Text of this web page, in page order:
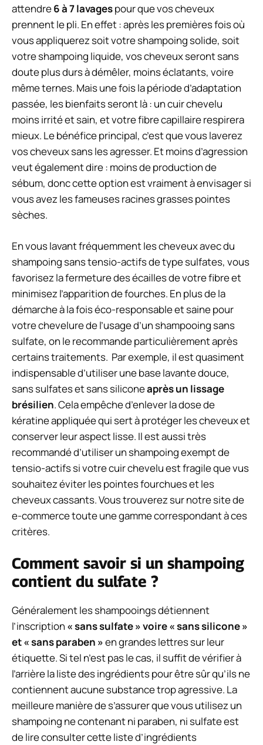
attendre6 à 7 lavagespour que vos cheveux
prennent le pli. En effet : après les premières fois où
vous appliquerez soit votre shampoing solide, soit
votre shampoing liquide, vos cheveux seront sans
doute plus durs à démêler, moins éclatants, voire
même ternes. Mais une fois la période d’adaptation
passée, les bienfaits seront là : un cuir chevelu
moins irrité et sain, et votre fibre capillaire respirera
mieux. Le bénéfice principal, c’est que vous laverez
vos cheveux sans les agresser. Et moins d’agression
veut également dire : moins de production de
sébum, donc cette option est vraiment à envisager si
vous avez les fameuses racines grasses pointes
sèches.
En vous lavant fréquemment les cheveux avec du
shampoing sans tensio-actifs de type sulfates, vous
favorisez la fermeture des écailles de votre fibre et
minimisez l’apparition de fourches. En plus de la
démarche à la fois éco-responsable et saine pour
votre chevelure de l’usage d’un shampooing sans
sulfate, on le recommande particulièrement après
certains traitements. Par exemple, il est quasiment
indispensable d’utiliser une base lavante douce,
sans sulfates et sans siliconeaprès un lissage
brésilien. Cela empêche d’enlever la dose de
kératine appliquée qui sert à protéger les cheveux et
conserver leur aspect lisse. Il est aussi très
recommandé d’utiliser un shampoing exempt de
tensio-actifs si votre cuir chevelu est fragile que vus
souhaitez éviter les pointes fourchues et les
cheveux cassants. Vous trouverez sur notre site de
e-commerce toute une gamme correspondant à ces
critères.
Comment savoir si un shampoing
contient du sulfate ?
Généralement les shampooings détiennent
l’inscription « sans sulfate » voire « sans silicone »
et « sans paraben »en grandes lettres sur leur
étiquette. Si tel n’est pas le cas, il suffit de vérifier à
l’arrière la liste des ingrédients pour être sûr qu’ils ne
contiennent aucune substance trop agressive. La
meilleure manière de s’assurer que vous utilisez un
shampoing ne contenant ni paraben, ni sulfate est
de lire consulter cette liste d’ingrédients